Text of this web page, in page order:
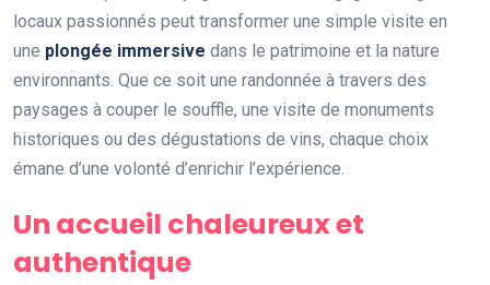
locaux passionnés peut transformer une simple visite en
une plongée immersive dans le patrimoine et la nature
environnants. Que ce soit une randonnée à travers des
paysages à couper le souffle, une visite de monuments
historiques ou des dégustations de vins, chaque choix
émane d’une volonté d’enrichir l’expérience.
Un accueil chaleureux et
authentique